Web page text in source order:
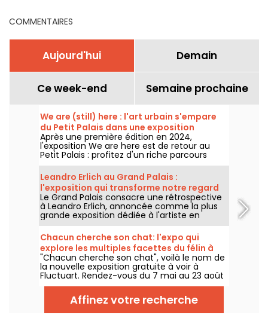
COMMENTAIRES
Aujourd'hui Demain
Ce week-end Semaine prochaine
We are (still) here : l'art urbain s'empare
du Petit Palais dans une exposition
gratuite cet été
Après une première édition en 2024,
l'exposition We are here est de retour au
Petit Palais : profitez d'un riche parcours
d'art urbain en plein cœur du musée des
Beaux-Arts. L'exposition est visible
gratuitement du 20 juin au 20 septembre
2026.
Leandro Erlich au Grand Palais :
l'exposition qui transforme notre regard
sur le réel - nos photos
Le Grand Palais consacre une rétrospective
à Leandro Erlich, annoncée comme la plus
grande exposition dédiée à l'artiste en
Europe ! Rendez-vous du 2 juin au 6
septembre 2026 pour découvrir l'univers
singulier de Leandro Erlich, connu pour ses
installations qui brouillent nos repères et
notre perception dans l'espace public.
Chacun cherche son chat: l'expo qui
explore les multiples facettes du félin à
Fluctuart - nos photos
"Chacun cherche son chat", voilà le nom de
la nouvelle exposition gratuite à voir à
Fluctuart. Rendez-vous du 7 mai au 23 août
2026 pour admirer les œuvres d'une dizaine
d'artistes issus de l’art urbain. Pour
l'occasion, Madame, Kraken, Ardif ou encore
Wenna explorent les multiples facettes du
Affinez votre recherche